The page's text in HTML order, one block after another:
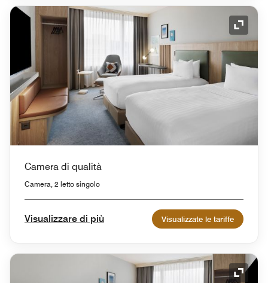
Icona
Camera di qualità
Camera, 2 letto singolo
Visualizzare di più Visualizzate le tariffe
Icona